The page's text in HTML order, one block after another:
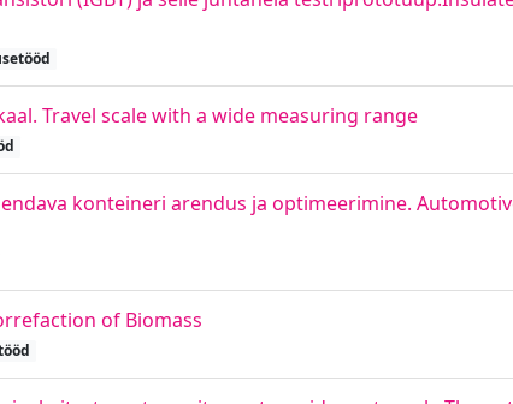
Travel scale with a wide measuring range
konteineri arendus ja optimeerimine.
of Biomass